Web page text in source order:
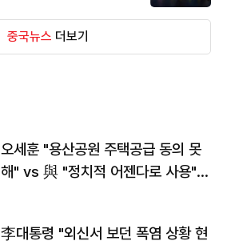
중국뉴스 더보기
오세훈 "용산공원 주택공급 동의 못
해" vs 與 "정치적 어젠다로 사용"
李대통령 "외신서 보던 폭염 상황 현